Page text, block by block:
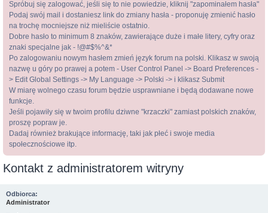
Spróbuj się zalogować, jeśli się to nie powiedzie, kliknij "zapominałem hasła"
Podaj swój mail i dostaniesz link do zmiany hasła - proponuję zmienić hasło
na trochę mocniejsze niż mieliście ostatnio.
Dobre hasło to minimum 8 znaków, zawierające duże i małe litery, cyfry oraz
znaki specjalne jak - !@#$%^&*
Po zalogowaniu nowym hasłem zmień język forum na polski. Klikasz w swoją
nazwę u góry po prawej a potem - User Control Panel -> Board Preferences -
> Edit Global Settings -> My Language -> Polski -> i klikasz Submit
W miarę wolnego czasu forum będzie usprawniane i będą dodawane nowe
funkcje.
Jeśli pojawiły się w twoim profilu dziwne "krzaczki" zamiast polskich znaków,
proszę popraw je.
Dadaj również brakujące informację, taki jak płeć i swoje media
społecznościowe itp.
Kontakt z administratorem witryny
Odbiorca:
Administrator